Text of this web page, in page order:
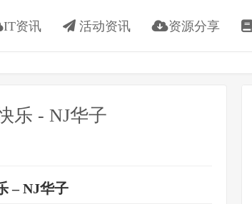
IT资讯 活动资讯 资源分享
乐 - NJ华子
– NJ华子